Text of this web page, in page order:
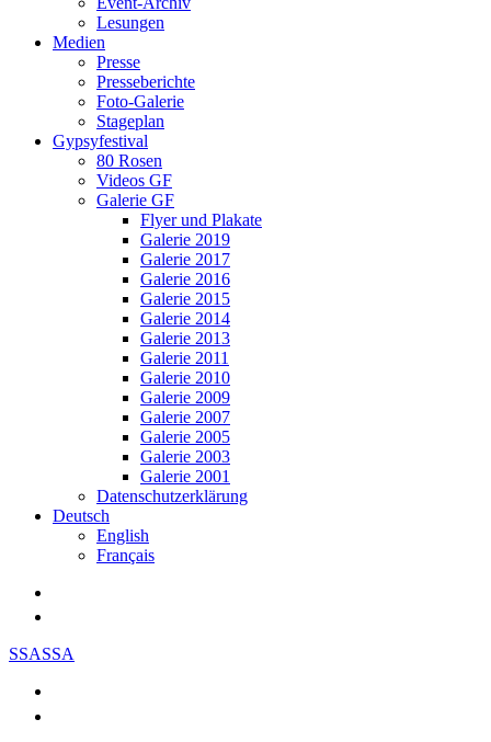
Lesungen
Medien
Presse
Presseberichte
Foto-Galerie
Stageplan
Gypsyfestival
80 Rosen
Videos GF
Galerie GF
Flyer und Plakate
Galerie 2019
Galerie 2017
Galerie 2016
Galerie 2015
Galerie 2014
Galerie 2013
Galerie 2011
Galerie 2010
Galerie 2009
Galerie 2007
Galerie 2005
Galerie 2003
Galerie 2001
Datenschutzerklärung
Deutsch
English
Français
SSASSA